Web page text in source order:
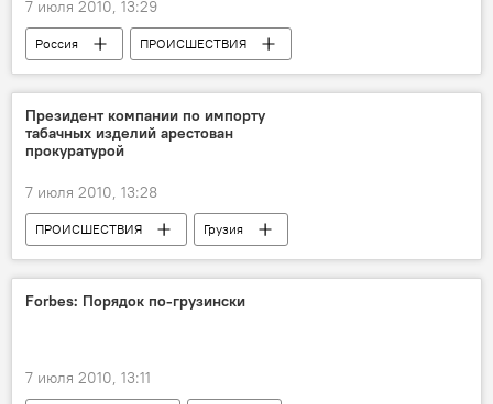
7 июля 2010, 13:29
Россия
ПРОИСШЕСТВИЯ
НОВОСТИ
СПОРТ
Президент компании по импорту
табачных изделий арестован
прокуратурой
7 июля 2010, 13:28
ПРОИСШЕСТВИЯ
Грузия
НОВОСТИ
Forbes: Порядок по-грузински
7 июля 2010, 13:11